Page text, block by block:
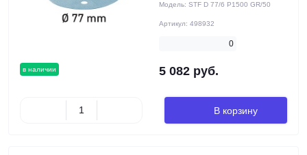
в наличии
Модель: STF D 77/6 P1500 GR/50
Артикул: 498932
0
5 082 руб.
В корзину